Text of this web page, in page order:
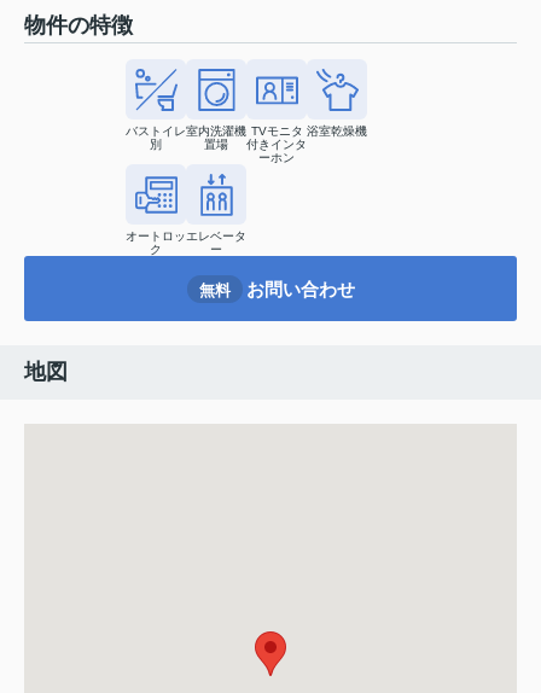
物件の特徴
バストイレ
別
室内洗濯機
置場
TVモニタ
付きインタ
ーホン
浴室乾燥機
オートロッ
ク
エレベータ
ー
無料 お問い合わせ
地図